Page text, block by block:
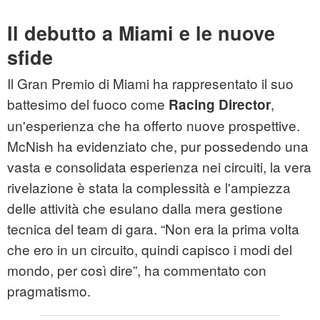
Il debutto a Miami e le nuove
sfide
Il Gran Premio di Miami ha rappresentato il suo
battesimo del fuoco come Racing Director,
un'esperienza che ha offerto nuove prospettive.
McNish ha evidenziato che, pur possedendo una
vasta e consolidata esperienza nei circuiti, la vera
rivelazione è stata la complessità e l'ampiezza
delle attività che esulano dalla mera gestione
tecnica del team di gara. “Non era la prima volta
che ero in un circuito, quindi capisco i modi del
mondo, per così dire”, ha commentato con
pragmatismo.